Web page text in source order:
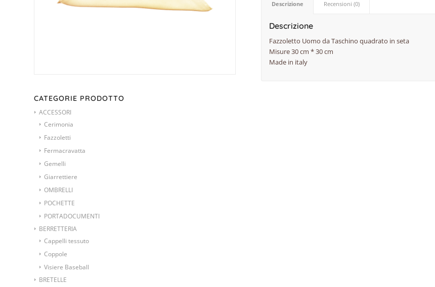
CATEGORIE PRODOTTO
ACCESSORI
Cerimonia
Fazzoletti
Fermacravatta
Gemelli
Giarrettiere
OMBRELLI
POCHETTE
PORTADOCUMENTI
BERRETTERIA
Cappelli tessuto
Coppole
Visiere Baseball
BRETELLE
Descrizione Recensioni (0)
Descrizione
Fazzoletto Uomo da Taschino quadrato in seta
Misure 30 cm * 30 cm
Made in italy